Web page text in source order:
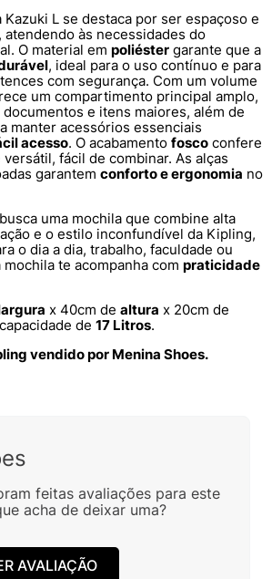
Kazuki L se destaca por ser espaçoso e
às necessidades do
O material em poliéster garante que a
, ideal para o uso contínuo e para
com segurança. Com um volume
um compartimento principal amplo,
e itens maiores, além de
manter acessórios essenciais
acesso. O acabamento fosco confere
fácil de combinar. As alças
garantem conforto e ergonomia no
uma mochila que combine alta
e o estilo inconfundível da Kipling,
o dia a dia, trabalho, faculdade ou
te acompanha com praticidade
x 40cm de altura x 20cm de
de 17 Litros.
vendido por Menina Shoes.